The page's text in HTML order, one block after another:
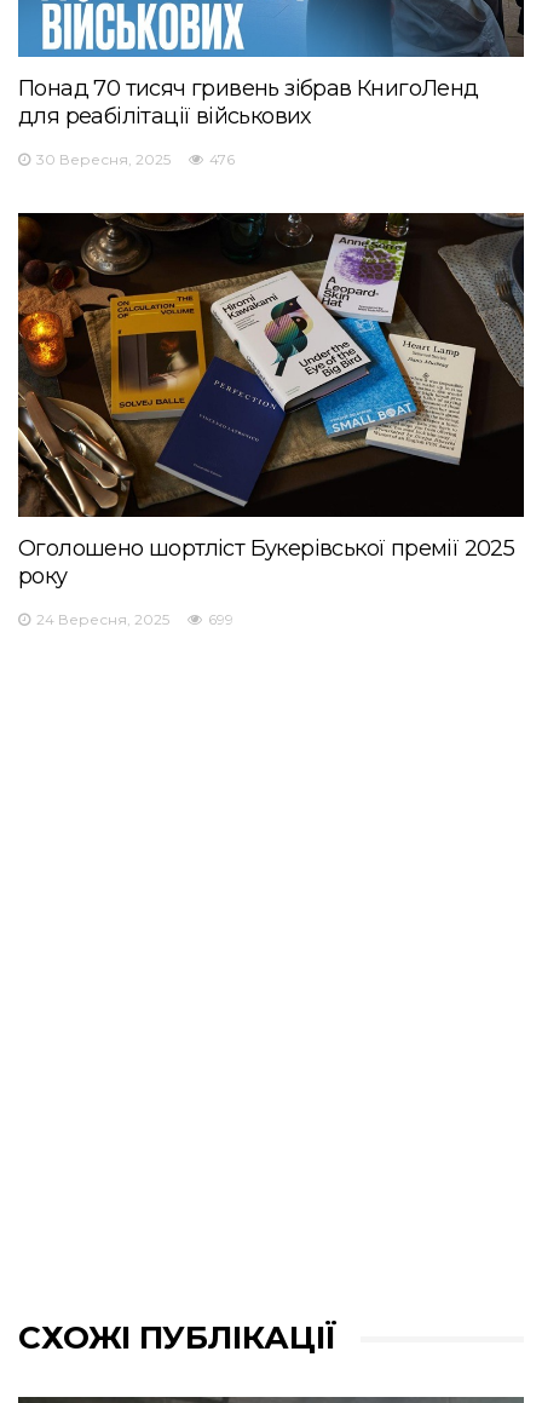
Понад 70 тисяч гривень зібрав КнигоЛенд
для реабілітації військових
30 Вересня, 2025 476
Оголошено шортліст Букерівської премії 2025
року
24 Вересня, 2025 699
СХОЖІ ПУБЛІКАЦІЇ